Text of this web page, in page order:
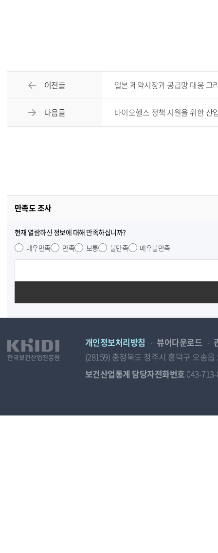
이전글 일본 제약시장과 공급망 대응 그
다음글 바이오헬스 정책 지원을 위한 산
만족도 조사
현재 열람하신 정보에 대해 만족하십니까?
매우만족
만족 보통 불만족 매우불만족
개인정보처리방침 뷰어다운로드
(28159) 충청북도 청주시 흥덕구 오송
보건산업통계 담당자전화번호 043-